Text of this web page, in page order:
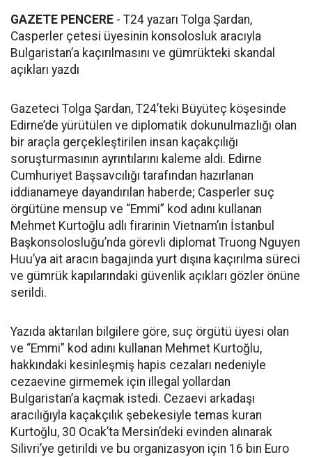
GAZETE PENCERE - T24 yazarı Tolga Şardan,
Casperler çetesi üyesinin konsolosluk aracıyla
Bulgaristan’a kaçırılmasını ve gümrükteki skandal
açıkları yazdı
Gazeteci Tolga Şardan, T24’teki Büyüteç köşesinde
Edirne’de yürütülen ve diplomatik dokunulmazlığı olan
bir araçla gerçekleştirilen insan kaçakçılığı
soruşturmasının ayrıntılarını kaleme aldı. Edirne
Cumhuriyet Başsavcılığı tarafından hazırlanan
iddianameye dayandırılan haberde; Casperler suç
örgütüne mensup ve “Emmi” kod adını kullanan
Mehmet Kurtoğlu adlı firarinin Vietnam’ın İstanbul
Başkonsolosluğu’nda görevli diplomat Truong Nguyen
Huu’ya ait aracın bagajında yurt dışına kaçırılma süreci
ve gümrük kapılarındaki güvenlik açıkları gözler önüne
serildi.
Yazıda aktarılan bilgilere göre, suç örgütü üyesi olan
ve “Emmi” kod adını kullanan Mehmet Kurtoğlu,
hakkındaki kesinleşmiş hapis cezaları nedeniyle
cezaevine girmemek için illegal yollardan
Bulgaristan’a kaçmak istedi. Cezaevi arkadaşı
aracılığıyla kaçakçılık şebekesiyle temas kuran
Kurtoğlu, 30 Ocak’ta Mersin’deki evinden alınarak
Silivri’ye getirildi ve bu organizasyon için 16 bin Euro